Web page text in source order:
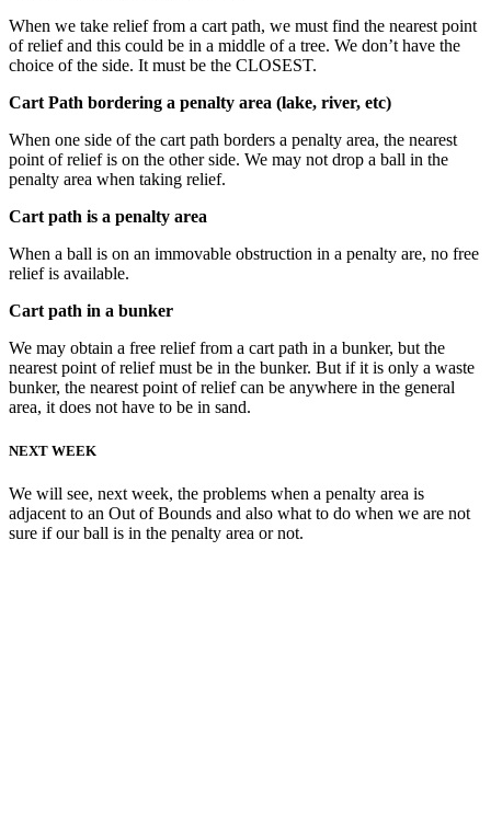
When we take relief from a cart path, we must find the nearest point
of relief and this could be in a middle of a tree. We don’t have the
choice of the side. It must be the CLOSEST.
Cart Path bordering a penalty area (lake, river, etc)
When one side of the cart path borders a penalty area, the nearest
point of relief is on the other side. We may not drop a ball in the
penalty area when taking relief.
Cart path is a penalty area
When a ball is on an immovable obstruction in a penalty are, no free
relief is available.
Cart path in a bunker
We may obtain a free relief from a cart path in a bunker, but the
nearest point of relief must be in the bunker. But if it is only a waste
bunker, the nearest point of relief can be anywhere in the general
area, it does not have to be in sand.
NEXT WEEK
We will see, next week, the problems when a penalty area is
adjacent to an Out of Bounds and also what to do when we are not
sure if our ball is in the penalty area or not.